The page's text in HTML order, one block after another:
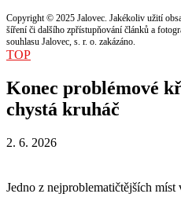
Copyright © 2025 Jalovec. Jakékoliv užití
šíření či dalšího zpřístupňování článků a
souhlasu Jalovec, s. r. o. zakázáno.
TOP
Konec problémové
chystá kruháč
2. 6. 2026
Jedno z nejproblematičtějších